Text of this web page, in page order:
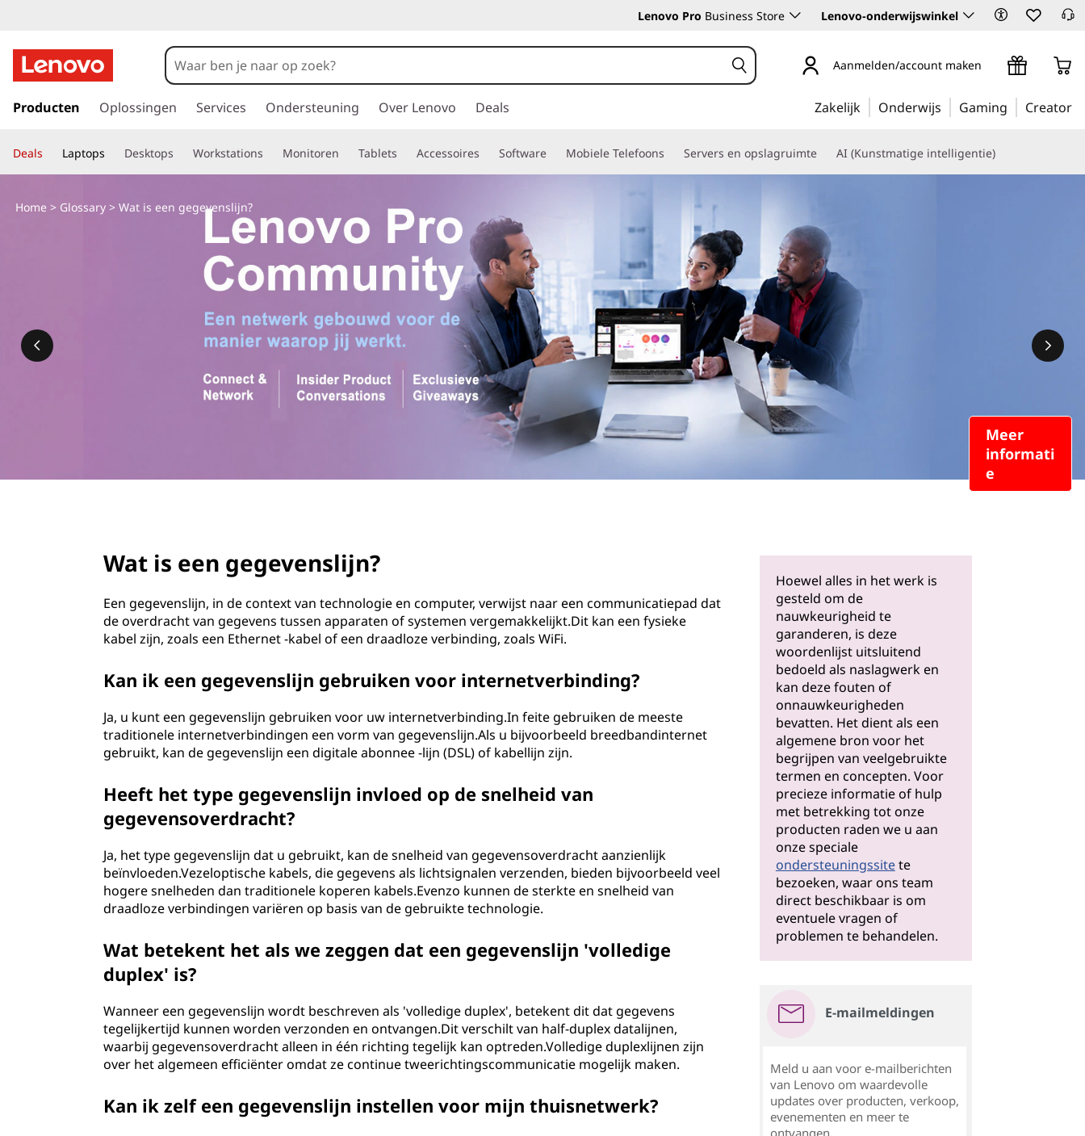
a
Lenovo Pro Business Store Lenovo-onderwijswinkel
a
a
r
e
Aanmelden/account maken
Producten Oplossingen Services Ondersteuning Over Lenovo Deals Zakelijk Onderwijs Gaming Creator
Deals Laptops Desktops Workstations Monitoren Tablets Accessoires Software Mobiele Telefoons Servers en opslagruimte AI (Kunstmatige intelligentie)
Meer
informati
e
Home > Glossary> Wat is een gegevenslijn?
Wat is een gegevenslijn?
Een gegevenslijn, in de context van technologie en computer, verwijst naar een communicatiepad dat
de overdracht van gegevens tussen apparaten of systemen vergemakkelijkt.Dit kan een fysieke
kabel zijn, zoals een Ethernet -kabel of een draadloze verbinding, zoals WiFi.
Kan ik een gegevenslijn gebruiken voor internetverbinding?
Ja, u kunt een gegevenslijn gebruiken voor uw internetverbinding.In feite gebruiken de meeste
traditionele internetverbindingen een vorm van gegevenslijn.Als u bijvoorbeeld breedbandinternet
gebruikt, kan de gegevenslijn een digitale abonnee -lijn (DSL) of kabellijn zijn.
Heeft het type gegevenslijn invloed op de snelheid van
gegevensoverdracht?
Ja, het type gegevenslijn dat u gebruikt, kan de snelheid van gegevensoverdracht aanzienlijk
beïnvloeden.Vezeloptische kabels, die gegevens als lichtsignalen verzenden, bieden bijvoorbeeld veel
hogere snelheden dan traditionele koperen kabels.Evenzo kunnen de sterkte en snelheid van
draadloze verbindingen variëren op basis van de gebruikte technologie.
Wat betekent het als we zeggen dat een gegevenslijn 'volledige
duplex' is?
Wanneer een gegevenslijn wordt beschreven als 'volledige duplex', betekent dit dat gegevens
tegelijkertijd kunnen worden verzonden en ontvangen.Dit verschilt van half-duplex datalijnen,
waarbij gegevensoverdracht alleen in één richting tegelijk kan optreden.Volledige duplexlijnen zijn
over het algemeen efficiënter omdat ze continue tweerichtingscommunicatie mogelijk maken.
Kan ik zelf een gegevenslijn instellen voor mijn thuisnetwerk?
Hoewel alles in het werk is
gesteld om de
nauwkeurigheid te
garanderen, is deze
woordenlijst uitsluitend
bedoeld als naslagwerk en
kan deze fouten of
onnauwkeurigheden
bevatten. Het dient als een
algemene bron voor het
begrijpen van veelgebruikte
termen en concepten. Voor
precieze informatie of hulp
met betrekking tot onze
producten raden we u aan
onze speciale
ondersteuningssitete
bezoeken, waar ons team
direct beschikbaar is om
eventuele vragen of
problemen te behandelen.
E-mailmeldingen
Meld u aan voor e-mailberichten
van Lenovo om waardevolle
updates over producten, verkoop,
evenementen en meer te
ontvangen...